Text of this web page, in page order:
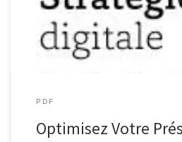
constante évolution. Une stratégie
PDF
Optimisez Votre